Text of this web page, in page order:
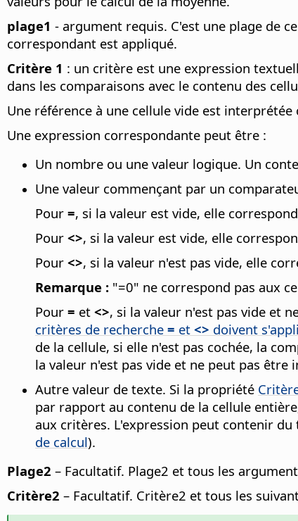
plage1 - argument requis. C'est une plage de
correspondant est appliqué.
Critère 1 : un critère est une expression
dans les comparaisons avec le contenu des
Une référence à une cellule vide est
Une expression correspondante peut être :
Un nombre ou une valeur logique. Un
Une valeur commençant par un
Pour =, si la valeur est vide, elle
Pour <>, si la valeur est vide, elle
Pour <>, si la valeur n'est pas vide, elle
Remarque : "=0" ne correspond pas aux
Pour = et <>, si la valeur n'est pas vide et
critères de recherche = et <> doivent
de la cellule, si elle n'est pas cochée, la
la valeur n'est pas vide et ne peut pas
Autre valeur de texte. Si la propriété
par rapport au contenu de la cellule
aux critères. L'expression peut contenir
de calcul).
Plage2 – Facultatif. Plage2 et tous les
Critère2 – Facultatif. Critère2 et tous les